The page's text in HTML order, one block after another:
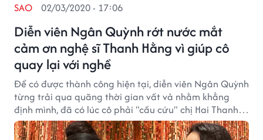
Diễn viên Ngân Quỳnh rớt nước mắt
cảm ơn nghệ sĩ Thanh Hằng vì giúp cô
quay lại với nghề
SAO 02/03/2020 - 17:06
Để có được thành công hiện tại, diễn viên Ngân Quỳnh
từng trải qua quãng thời gian vất vả nhằm khẳng
định mình, đã có lúc cô phải "cầu cứu" chị Hai Thanh
Hằng giúp đỡ.